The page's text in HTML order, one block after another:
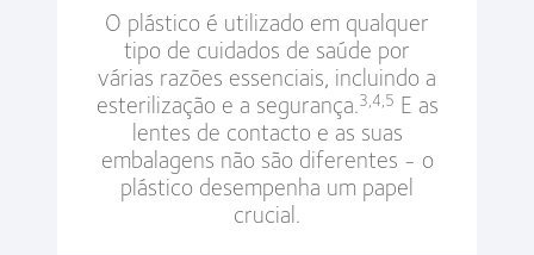
O plástico é utilizado em qualquer
tipo de cuidados de saúde por
várias razões essenciais, incluindo a
esterilização e a segurança.3,4,5 E as
lentes de contacto e as suas
embalagens não são diferentes - o
plástico desempenha um papel
crucial.